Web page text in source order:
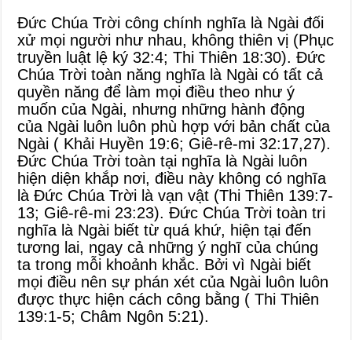
Đức Chúa Trời công chính nghĩa là Ngài đối
xử mọi người như nhau, không thiên vị (Phục
truyền luật lệ ký 32:4;Thi Thiên 18:30). Đức
Chúa Trời toàn năng nghĩa là Ngài có tất cả
quyền năng để làm mọi điều theo như ý
muốn của Ngài, nhưng những hành động
của Ngài luôn luôn phù hợp với bản chất của
Ngài ( Khải Huyền 19:6; Giê-rê-mi 32:17,27).
Đức Chúa Trời toàn tại nghĩa là Ngài luôn
hiện diện khắp nơi, điều này không có nghĩa
là Đức Chúa Trời là vạn vật (Thi Thiên 139:7-
13; Giê-rê-mi 23:23). Đức Chúa Trời toàn tri
nghĩa là Ngài biết từ quá khứ, hiện tại đến
tương lai, ngay cả những ý nghĩ của chúng
ta trong mỗi khoảnh khắc. Bởi vì Ngài biết
mọi điều nên sự phán xét của Ngài luôn luôn
được thực hiện cách công bằng (Thi Thiên
139:1-5; Châm Ngôn 5:21).